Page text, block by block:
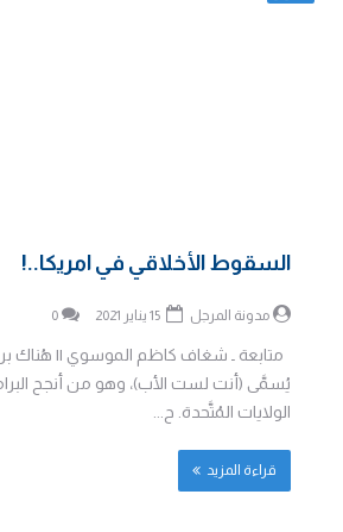
السقوط الأخلاقي في امريكا..!
مدونة المرجل 0
متابعة ـ شغاف كاظم الموسوي || هُناك
يُسمَّى (أنت لست الأب)، وهو من أنجح
الولايات المُتَّحدة. ح...
قراءة المزيد